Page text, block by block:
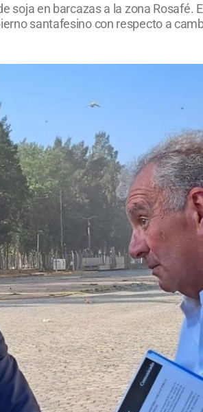
soja en barcazas a la zona
santafesino con respecto a